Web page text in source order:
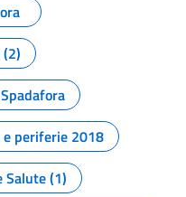
periferie 2018
Salute (1)